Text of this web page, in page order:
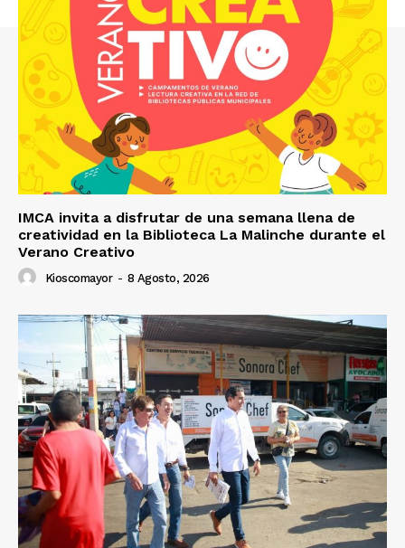
IMCA invita a disfrutar de una semana llena de
creatividad en la Biblioteca La Malinche durante el
Verano Creativo
Kioscomayor - 8 Agosto, 2026